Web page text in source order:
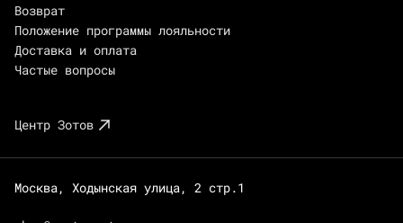
Возврат
Положение программы лояльности
Доставка и оплата
Частые вопросы
Центр Зотов
Москва, Ходынская улица, 2 стр.1